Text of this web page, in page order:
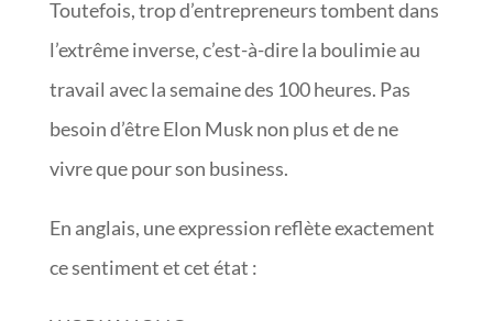
Toutefois, trop d’entrepreneurs tombent dans
l’extrême inverse, c’est-à-dire la boulimie au
travail avec la semaine des 100 heures. Pas
besoin d’être Elon Musk non plus et de ne
vivre que pour son business.
En anglais, une expression reflète exactement
ce sentiment et cet état :